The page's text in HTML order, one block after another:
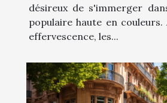
désireux de s'immerger
populaire haute en
effervescence, les...